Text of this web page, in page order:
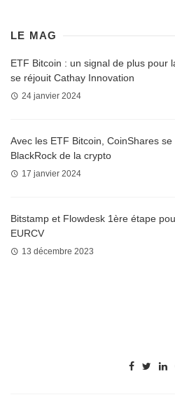
LE MAG
ETF Bitcoin : un signal de plus pour
se réjouit Cathay Innovation
24 janvier 2024
Avec les ETF Bitcoin, CoinShares
BlackRock de la crypto
17 janvier 2024
Bitstamp et Flowdesk 1ère étape
EURCV
13 décembre 2023